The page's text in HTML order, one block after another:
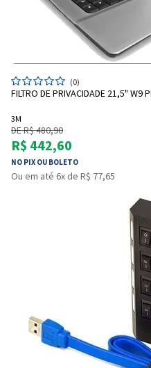
Entrega Flash
Cartão de
Pagamento via
Retire na Loja
(0)
FILTRO DE PRIVACIDADE 21,5" W9
3M
DE R$ 480,90
R$ 442,60
NO PIX OU BOLETO
Ou em até 6x de R$ 77,65